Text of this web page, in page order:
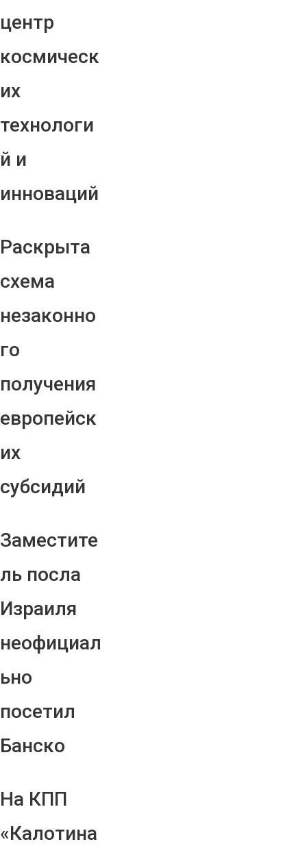
центр
космическ
их
технологи
й и
инноваций
Раскрыта
схема
незаконно
го
получения
европейск
их
субсидий
Заместите
ль посла
Израиля
неофициал
ьно
посетил
Банско
На КПП
«Калотина